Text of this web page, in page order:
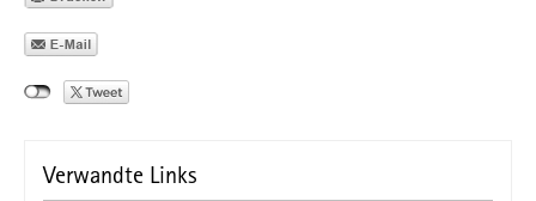
Verwandte Links